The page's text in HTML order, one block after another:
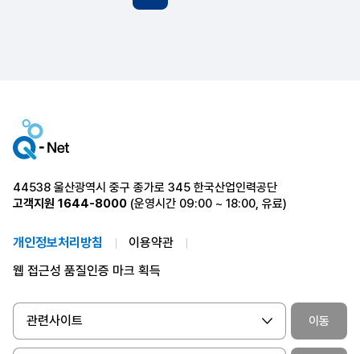
44538 울산광역시 중구 종가로 345 한국산업인력공단
고객지원 1644-8000 (운영시간 09:00 ~ 18:00, 유료)
개인정보처리방침
이용약관
웹 접근성 품질인증 마크 획득
관련사이트 이동